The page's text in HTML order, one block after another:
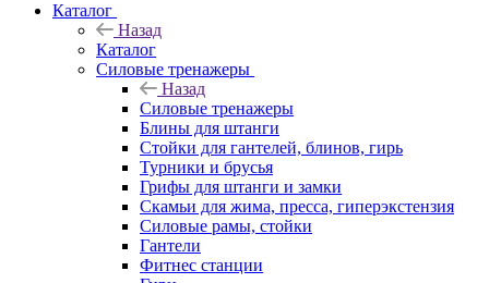
Каталог
Назад
Каталог
Силовые тренажеры
Назад
Силовые тренажеры
Блины для штанги
Стойки для гантелей, блинов, гирь
Турники и брусья
Грифы для штанги и замки
Скамьи для жима, пресса, гиперэкстензия
Силовые рамы, стойки
Гантели
Фитнес станции